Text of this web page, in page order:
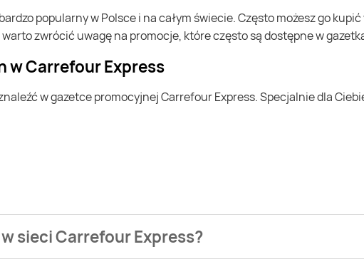
zwrócić uwagę na promocje, które często są dostępne w
w Carrefour Express
sieci Carrefour Express?